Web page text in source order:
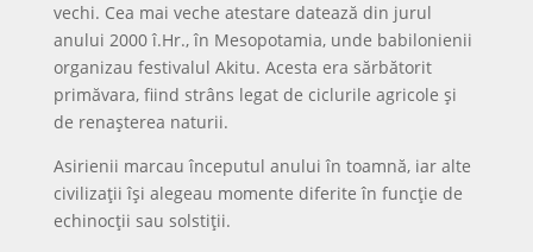
vechi. Cea mai veche atestare datează din jurul
anului 2000 î.Hr., în Mesopotamia, unde babilonienii
organizau festivalul Akitu. Acesta era sărbătorit
primăvara, fiind strâns legat de ciclurile agricole și
de renașterea naturii.
Asirienii marcau începutul anului în toamnă, iar alte
civilizații își alegeau momente diferite în funcție de
echinocții sau solstiții.